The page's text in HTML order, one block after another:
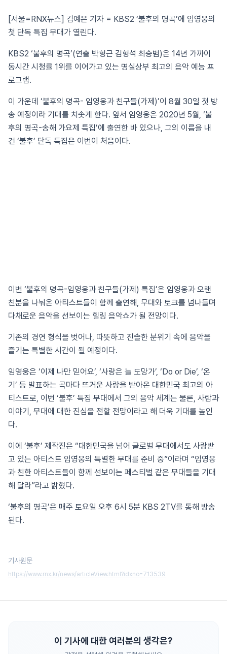
[서울=RNX뉴스] 김예은 기자 = KBS2 ‘불후의 명곡’에 임영웅의
첫 단독 특집 무대가 열린다.
KBS2 ‘불후의 명곡’(연출 박형근 김형석 최승범)은 14년 가까이
동시간 시청률 1위를 이어가고 있는 명실상부 최고의 음악 예능 프
로그램.
이 가운데 ‘불후의 명곡- 임영웅과 친구들(가제)’이 8월 30일 첫 방
송 예정이라 기대를 치솟게 한다. 앞서 임영웅은 2020년 5월, ‘불
후의 명곡-송해 가요제 특집’에 출연한 바 있으나, 그의 이름을 내
건 ‘불후’ 단독 특집은 이번이 처음이다.
이번 ‘불후의 명곡-임영웅과 친구들(가제) 특집’은 임영웅과 오랜
친분을 나눠온 아티스트들이 함께 출연해, 무대와 토크를 넘나들며
다채로운 음악을 선보이는 힐링 음악쇼가 될 전망이다.
기존의 경연 형식을 벗어나, 따뜻하고 진솔한 분위기 속에 음악을
즐기는 특별한 시간이 될 예정이다.
임영웅은 ‘이제 나만 믿어요’, ‘사랑은 늘 도망가’, ‘Do or Die’, ‘온
기’ 등 발표하는 곡마다 뜨거운 사랑을 받아온 대한민국 최고의 아
티스트로, 이번 ‘불후’ 특집 무대에서 그의 음악 세계는 물론, 사람과
이야기, 무대에 대한 진심을 전할 전망이라고 해 더욱 기대를 높인
다.
이에 ‘불후’ 제작진은 “대한민국을 넘어 글로벌 무대에서도 사랑받
고 있는 아티스트 임영웅의 특별한 무대를 준비 중”이라며 “임영웅
과 친한 아티스트들이 함께 선보이는 페스티벌 같은 무대들을 기대
해 달라”라고 밝혔다.
‘불후의 명곡’은 매주 토요일 오후 6시 5분 KBS 2TV를 통해 방송
된다.
기사원문
https://www.rnx.kr/news/articleView.html?idxno=713539
이 기사에 대한 여러분의 생각은?